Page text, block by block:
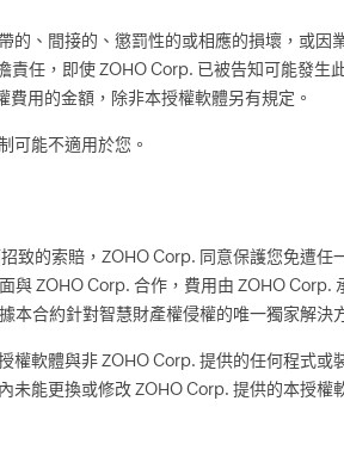
、間接的、懲罰性的或相應的損壞，或因
任，即使 ZOHO Corp. 已被告知可能發生
用的金額，除非本授權軟體另有規定。
可能不適用於您。
致的索賠，ZOHO Corp. 同意保護您免遭任
ZOHO Corp. 合作，費用由 ZOHO Corp.
本合約針對智慧財產權侵權的唯一獨家解決
軟體與非 ZOHO Corp. 提供的任何程式或
未能更換或修改 ZOHO Corp. 提供的本授權